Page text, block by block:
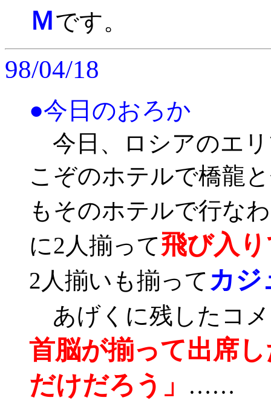
Ｍ です。
98/04/18
●今日のおろか
今日、ロシアのエ
こぞのホテルで橋龍
もそのホテルで行な
に2人揃って飛び入
2人揃いも揃って カジ
あげくに残したコ
首脳が揃って出席
だけだろう」
……